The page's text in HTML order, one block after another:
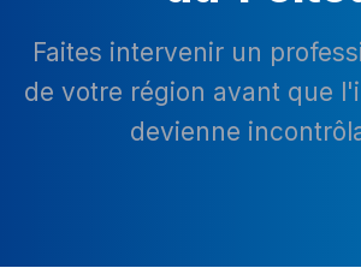
Faites intervenir un
de votre région avant que
devienne